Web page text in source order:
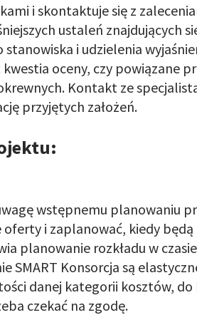
i skontaktuje się z
ustaleń znajdujących
i udzielenia
oceny, czy powiązane
Kontakt ze
przyjętych założeń.
wstępnemu planowaniu
oferty i zaplanować, kiedy
planowanie rozkładu w
Konsorcja są
danej kategorii kosztów,
czekać na zgodę.